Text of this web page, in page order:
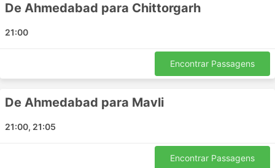
Ahmedabad - Mavli
Ahmedabad - Himatnagar
Ahmedabad - Beawar
Preços de Passagens e Classes de
De Ahmedabad para Chittorgarh
21:00
Encontrar Passagens
De Ahmedabad para Mavli
21:00, 21:05
Encontrar Passagens